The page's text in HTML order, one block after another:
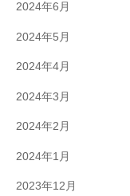
2024年6月
2024年5月
2024年4月
2024年3月
2024年2月
2024年1月
2023年12月